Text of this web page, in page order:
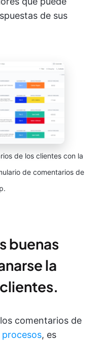
de sus
de los clientes con la
de comentarios de
buenas
la
comentarios de
, es